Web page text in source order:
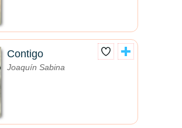
Contigo
Joaquín Sabina